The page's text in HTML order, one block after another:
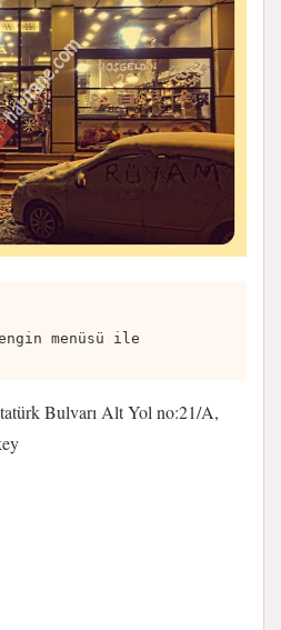
menüsü ile
Bulvarı Alt Yol no:21/A,